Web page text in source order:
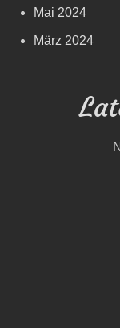
Mai 2024
März 2024